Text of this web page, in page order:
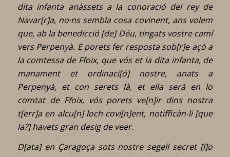
dita infanta anàssets a la conoració del rey de
Navar[r]a, no·ns sembla cosa covinent, ans volem
que, ab la benedicció [de] Déu, tingats vostre camí
vers Perpenyà. E porets fer resposta sob[r]e açò a
la comtessa de Ffoix, que vós et la dita infanta, de
manament et ordinaci[ó] nostre, anats a
Perpenyà, et con serets là, et ella serà en lo
comtat de Ffoix, vós porets ve[n]ir dins nostra
t[err]a en alcu[n] loch covi[n]ent, notifficàn-li [que
la?] havets gran desig de veer.
D[ata] en Çaragoça sots nostre segell secret [l]o